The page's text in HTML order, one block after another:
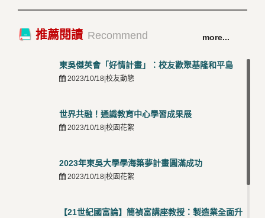
TOP
卓越永續校園 東吳大學連奪 ISO 14001、45001 及
50001三大國際驗證殊榮
推薦閱讀 Recommend more...
東吳傑英會「好情計畫」：校友歡聚基隆和平島
2023/10/18|校友動態
世界共融！通識教育中心學習成果展
2023/10/18|校園花絮
2023年東吳大學學海築夢計畫圓滿成功
2023/10/18|校園花絮
【21世紀國富論】簡禎富講座教授：製造業全面升